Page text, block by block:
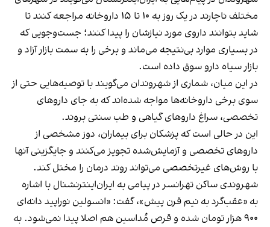
مختلف ناچارند در یک روز به ۱۰ تا ۱۵ داروخانه مراجعه کنند تا
شاید بتوانند داروی مورد نیازشان را پیدا کنند؛ جست‌وجویی که
در بسیاری موارد بی‌نتیجه می‌ماند و برخی را به سمت بازار آزاد و
بازار سیاه دارو سوق داده است.
در این میان، شماری از شهروندان می‌گویند با توصیه‌هایی حتی از
سوی برخی داروخانه‌ها مواجه شده‌اند که به جای داروهای
تخصصی، سراغ داروهای گیاهی و طب سنتی بروند.
این در حالی‌ است که پزشکان برای بیماران، دوز مشخصی از
داروهای تخصصی و آزمایش‌شده تجویز می‌کنند و جایگزینی آنها
با روش‌های غیرتخصصی می‌تواند روند درمان را مختل کند.
شهروندی ساکن تهرانسر در پیامی به ایران‌اینترنشنال با اشاره
به «عقب‌گرد به نیم قرن پیش»، گفت: «انسولین نوراپید دانه‌ای
۹۰۰ هزار تومان شده و قرص مُداسین هم اصلا پیدا نمی‌شود. به